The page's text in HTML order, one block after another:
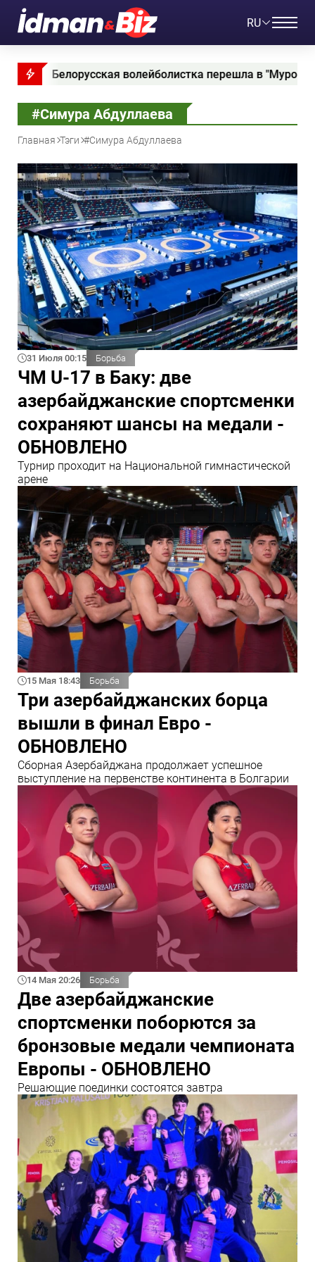
RU
волейболистка перешла в "Муров Аз Терминал"
#Симура Абдуллаева
Главная Тэги #Симура Абдуллаева
31 Июля 00:15 Борьба
ЧМ U-17 в Баку: две
азербайджанские спортсменки
сохраняют шансы на медали -
ОБНОВЛЕНО
Турнир проходит на Национальной гимнастической
арене
15 Мая 18:43 Борьба
Три азербайджанских борца
вышли в финал Евро -
ОБНОВЛЕНО
Сборная Азербайджана продолжает успешное
выступление на первенстве континента в Болгарии
14 Мая 20:26 Борьба
Две азербайджанские
спортсменки поборются за
бронзовые медали чемпионата
Европы - ОБНОВЛЕНО
Решающие поединки состоятся завтра